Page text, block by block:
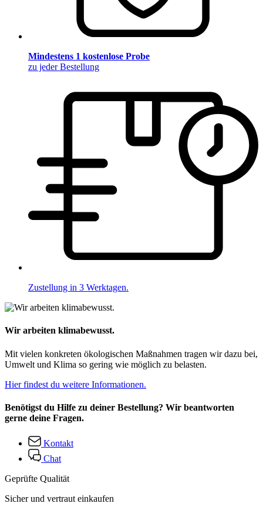
Mindestens 1 kostenlose Probe
zu jeder Bestellung
Zustellung in 3 Werktagen.
Wir arbeiten klimabewusst.
Mit vielen konkreten ökologischen Maßnahmen tragen wir dazu bei,
Umwelt und Klima so gering wie möglich zu belasten.
Hier findest du weitere Informationen.
Benötigst du Hilfe zu deiner Bestellung? Wir beantworten
gerne deine Fragen.
Kontakt
Chat
Geprüfte Qualität
Sicher und vertraut einkaufen